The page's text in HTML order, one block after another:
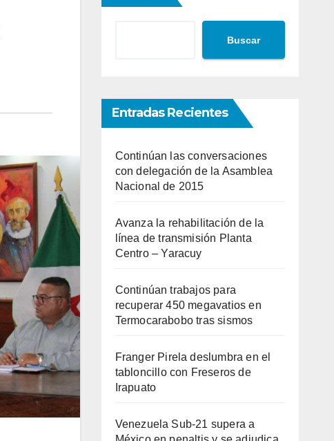
Buscar
Entradas Recientes
Continúan las conversaciones
con delegación de la Asamblea
Nacional de 2015
Avanza la rehabilitación de la
línea de transmisión Planta
Centro – Yaracuy
Continúan trabajos para
recuperar 450 megavatios en
Termocarabobo tras sismos
Franger Pirela deslumbra en el
tabloncillo con Freseros de
Irapuato
Venezuela Sub-21 supera a